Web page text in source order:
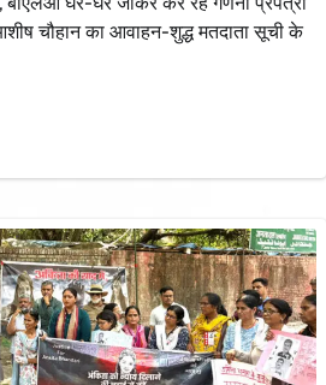
चौहान का आवाहन-शुद्ध मतदाता सूची के